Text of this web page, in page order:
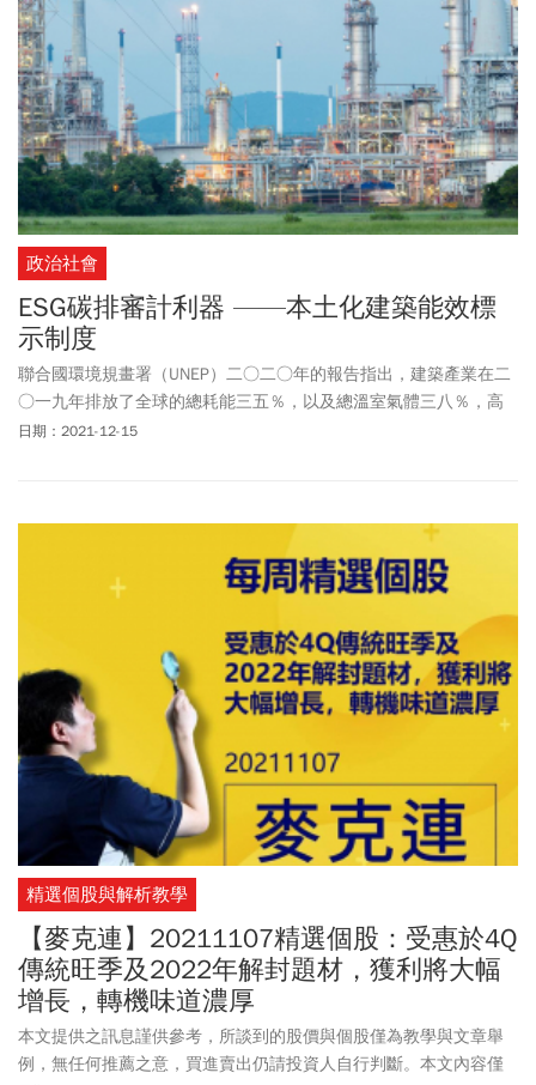
政治社會
ESG碳排審計利器 ——本土化建築能效標
示制度
聯合國環境規畫署（UNEP）二○二○年的報告指出，建築產業在二
○一九年排放了全球的總耗能三五％，以及總溫室氣體三八％，高
於工業部門和運輸的總排放量，因此建築產業的節能減排，是達成
日期：2021-12-15
精選個股與解析教學
【麥克連】20211107精選個股：受惠於4Q
傳統旺季及2022年解封題材，獲利將大幅
增長，轉機味道濃厚
本文提供之訊息謹供參考，所談到的股價與個股僅為教學與文章舉
例，無任何推薦之意，買進賣出仍請投資人自行判斷。本文內容僅